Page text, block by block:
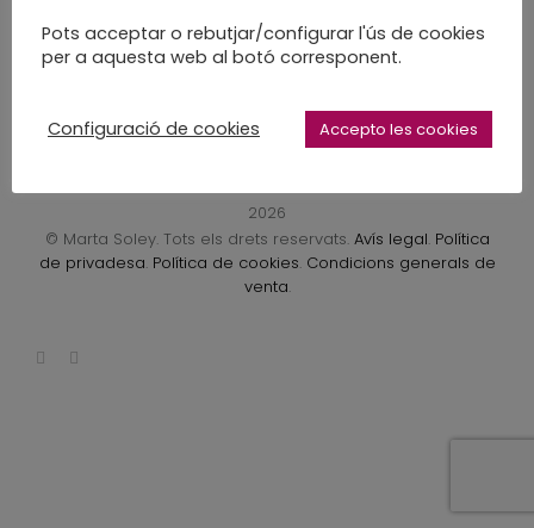
2026
© Marta Soley. Tots els drets reservats. Avís legal. Política
de privadesa. Política de cookies. Condicions generals de
venta.
Pots acceptar o rebutjar/configurar l'ús de cookies
per a aquesta web al botó corresponent.
Configuració de cookies Accepto les cookies